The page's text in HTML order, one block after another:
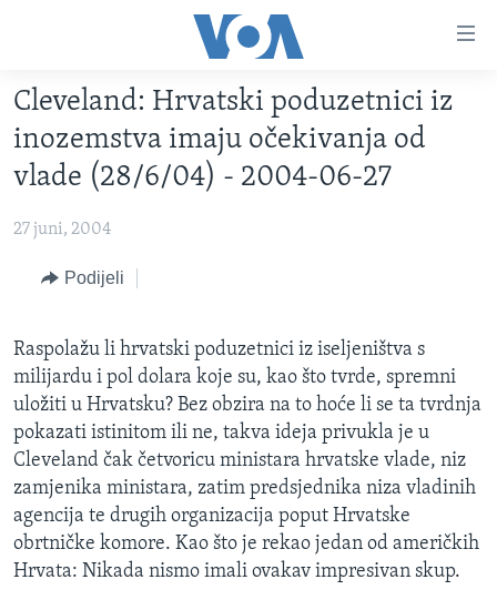
glavni
sadržaj
Pređi
na
glavnu
navigaciju
VIDEO
FOTOGRAFIJE DANA
VIJESTI
SJEDINJENE AMERIČKE DRŽAVE
SVIJET
NAUKA I TEHNOLOGIJA
KORUPCIJA
SLOBODA MEDIJA
ŽENSKA STRANA
IZBJEGLIČKA STRANA
MAGAZIN
O GLASU AMERIKE
Cleveland: Hrvatski poduzetnici iz
inozemstva imaju očekivanja od
vlade (28/6/04) - 2004-06-27
27 juni, 2004
Podijeli
Raspolažu li hrvatski poduzetnici iz iseljeništva s
milijardu i pol dolara koje su, kao što tvrde, spremni
uložiti u Hrvatsku? Bez obzira na to hoće li se ta tvrdnja
pokazati istinitom ili ne, takva ideja privukla je u
Cleveland čak četvoricu ministara hrvatske vlade, niz
zamjenika ministara, zatim predsjednika niza vladinih
agencija te drugih organizacija poput Hrvatske
obrtničke komore. Kao što je rekao jedan od američkih
Hrvata: Nikada nismo imali ovakav impresivan skup.